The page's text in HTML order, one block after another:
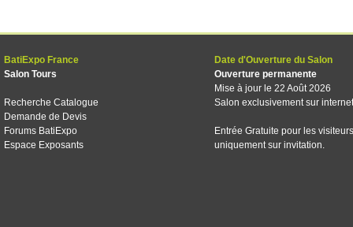
BatiExpo France
Salon Tours
Recherche Catalogue
Demande de Devis
Forums BatiExpo
Espace Exposants
Date d'Ouverture du Salon
Ouverture permanente
Mise à jour le 22 Août 2026
Salon exclusivement sur internet
Entrée Gratuite pour les visiteurs
uniquement sur invitation.